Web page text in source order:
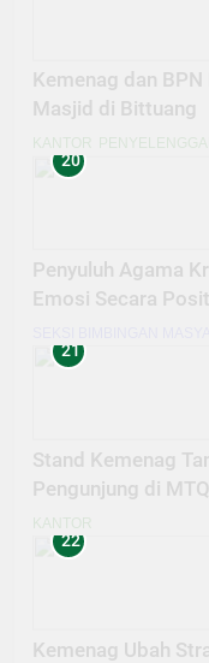
Kemenag dan
Masjid di Bittuang
KANTOR
20
Penyuluh Agama
Emosi Secara
21
Stand Kemenag
Pengunjung di
KANTOR
22
Kemenag Ubah